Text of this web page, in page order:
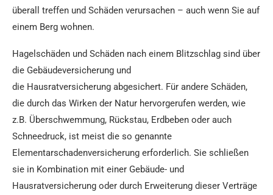
überall treffen und Schäden verursachen – auch wenn Sie auf
einem Berg wohnen.
Hagelschäden und Schäden nach einem Blitzschlag sind über
die Gebäudeversicherung und
die Hausratversicherung abgesichert. Für andere Schäden,
die durch das Wirken der Natur hervorgerufen werden, wie
z.B. Überschwemmung, Rückstau, Erdbeben oder auch
Schneedruck, ist meist die so genannte
Elementarschadenversicherung erforderlich. Sie schließen
sie in Kombination mit einer Gebäude- und
Hausratversicherung oder durch Erweiterung dieser Verträge